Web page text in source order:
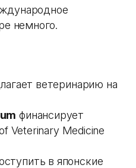
немного.
ветеринарию на
финансирует
Veterinary Medicine
в японские